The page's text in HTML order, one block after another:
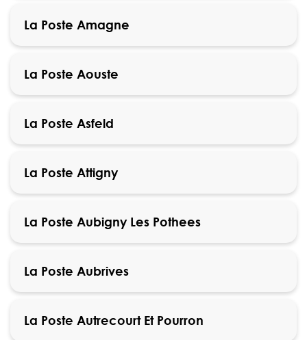
La Poste Amagne
La Poste Aouste
La Poste Asfeld
La Poste Attigny
La Poste Aubigny Les Pothees
La Poste Aubrives
La Poste Autrecourt Et Pourron